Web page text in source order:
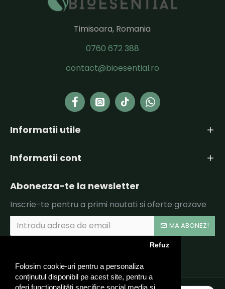
Folosim cookie-uri pentru a personaliza
conținutul disponibil pe acest site, pentru a
Refuz
Timisoara, Romania
0760 672 388
contact@bioesential.ro
Informatii utile
Informatii cont
Aboneaza-te la newsletter
Inscrie-te pentru a primi noutati si oferte grozave
MA ABONEZ!